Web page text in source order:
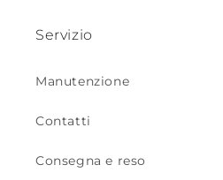
Servizio
Manutenzione
Contatti
Consegna e reso